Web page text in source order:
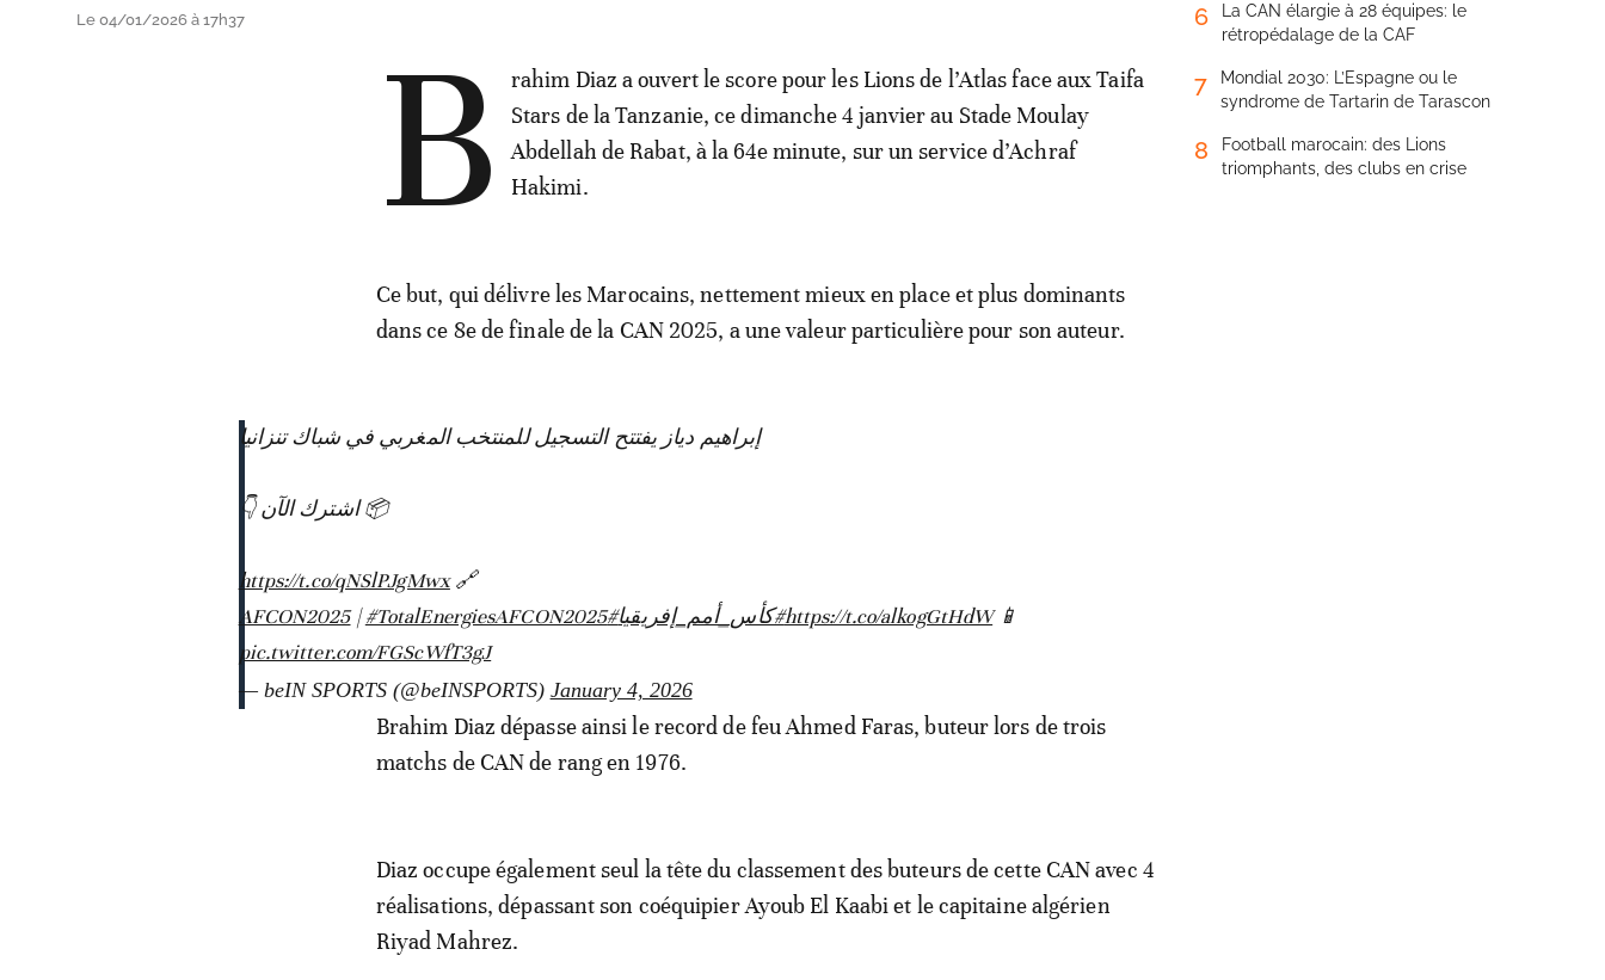
Le 04/01/2026 à 17h37 B
rahim Diaz a ouvert le score pour les Lions de l’Atlas face aux Taifa
Stars de la Tanzanie, ce dimanche 4 janvier au Stade Moulay
Abdellah de Rabat, à la 64e minute, sur un service d’Achraf
Hakimi.
Ce but, qui délivre les Marocains, nettement mieux en place et plus dominants
dans ce 8e de finale de la CAN 2025, a une valeur particulière pour son auteur.
إبراهيم دياز يفتتح التسجيل للمنتخب المغربي في شباك تنزانيا
📦 اشترك الآن 👇
🔗
https://t.co/qNSlPJgMwx
📱
https://t.co/alkogGtHdW#كأس_أمم_إفريقيا#AFCON2025
|#TotalEnergiesAFCON2025
pic.twitter.com/FGScWfT3gJ
— beIN SPORTS (@beINSPORTS) January 4, 2026
Brahim Diaz dépasse ainsi le record de feu Ahmed Faras, buteur lors de trois
matchs de CAN de rang en 1976.
Diaz occupe également seul la tête du classement des buteurs de cette CAN avec 4
réalisations, dépassant son coéquipier Ayoub El Kaabi et le capitaine algérien
Riyad Mahrez.
6
La CAN élargie à 28 équipes: le
rétropédalage de la CAF
7
Mondial 2030: L’Espagne ou le
syndrome de Tartarin de Tarascon
8
Football marocain: des Lions
triomphants, des clubs en crise